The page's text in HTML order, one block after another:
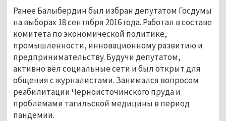
Ранее Балыбердин был избран депутатом Госдумы
на выборах 18 сентября 2016 года. Работал в составе
комитета по экономической политике,
промышленности, инновационному развитию и
предпринимательству. Будучи депутатом,
активно вёл социальные сети и был открыт для
общения с журналистами. Занимался вопросом
реабилитации Черноисточинского пруда и
проблемами тагильской медицины в период
пандемии.